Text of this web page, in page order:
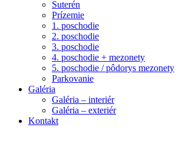
Suterén
Prízemie
1. poschodie
2. poschodie
3. poschodie
4. poschodie + mezonety
5. poschodie / pôdorys mezonety
Parkovanie
Galéria
Galéria – interiér
Galéria – exteriér
Kontakt